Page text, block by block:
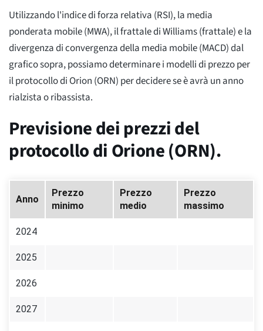
Utilizzando l'indice di forza relativa (RSI), la media
ponderata mobile (MWA), il frattale di Williams (frattale) e la
divergenza di convergenza della media mobile (MACD) dal
grafico sopra, possiamo determinare i modelli di prezzo per
il protocollo di Orion (ORN) per decidere se è avrà un anno
rialzista o ribassista.
Previsione dei prezzi del
protocollo di Orione (ORN).
Anno
Prezzo
minimo
Prezzo
medio
Prezzo
massimo
2024
2025
2026
2027